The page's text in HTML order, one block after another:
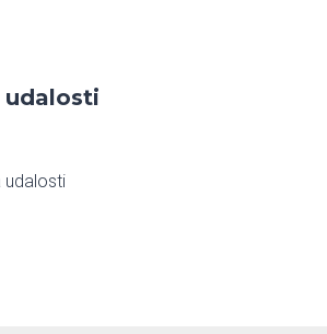
udalosti
udalosti